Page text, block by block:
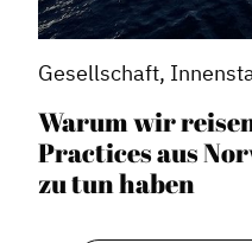
Gesellschaft,
Warum wir
Practices aus
zu tun haben